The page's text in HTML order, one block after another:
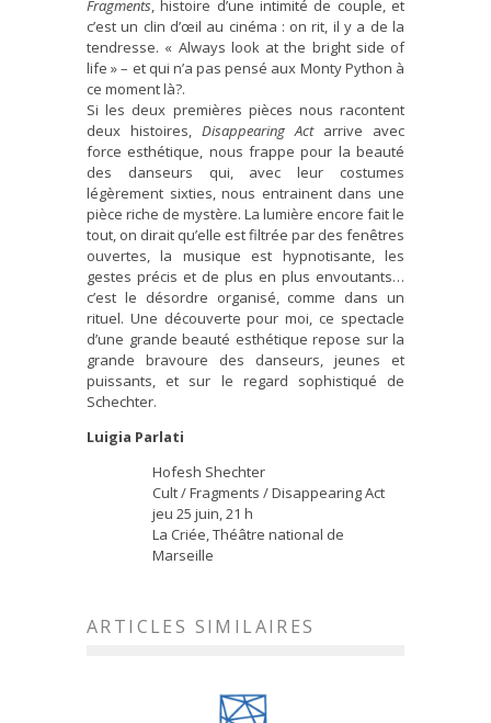
Fragments, histoire d’une intimité de couple, et
c’est un clin d’œil au cinéma : on rit, il y a de la
tendresse. « Always look at the bright side of
life » – et qui n’a pas pensé aux Monty Python à
ce moment là?.
Si les deux premières pièces nous racontent
deux histoires, Disappearing Actarrive avec
force esthétique, nous frappe pour la beauté
des danseurs qui, avec leur costumes
légèrement sixties, nous entrainent dans une
pièce riche de mystère. La lumière encore fait le
tout, on dirait qu’elle est filtrée par des fenêtres
ouvertes, la musique est hypnotisante, les
gestes précis et de plus en plus envoutants…
c’est le désordre organisé, comme dans un
rituel. Une découverte pour moi, ce spectacle
d’une grande beauté esthétique repose sur la
grande bravoure des danseurs, jeunes et
puissants, et sur le regard sophistiqué de
Schechter.
Luigia Parlati
Hofesh Shechter
Cult / Fragments / Disappearing Act
jeu 25 juin, 21 h
La Criée, Théâtre national de
Marseille
ARTICLES SIMILAIRES